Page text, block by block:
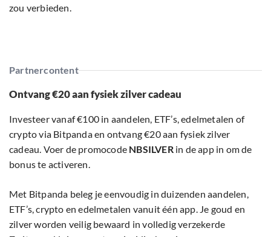
zou verbieden.
Partnercontent
Ontvang €20 aan fysiek zilver cadeau
Investeer vanaf €100 in aandelen, ETF’s, edelmetalen of
crypto via Bitpanda en ontvang €20 aan fysiek zilver
cadeau. Voer de promocode NBSILVERin de app in om de
bonus te activeren.
Met Bitpanda beleg je eenvoudig in duizenden aandelen,
ETF’s, crypto en edelmetalen vanuit één app. Je goud en
zilver worden veilig bewaard in volledig verzekerde